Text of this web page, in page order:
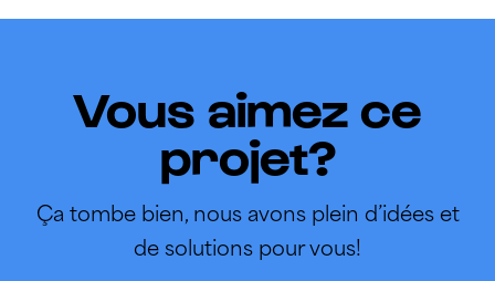
Vous aimez ce
projet?
Ça tombe bien, nous avons plein d’idées et
de solutions pour vous!